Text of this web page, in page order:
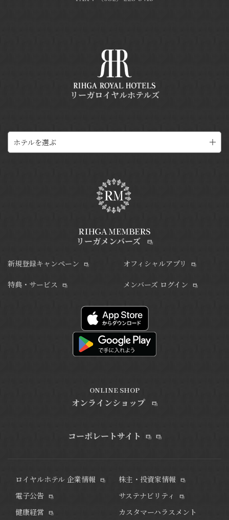
リーガロイヤルホテルズ
ホテルを選ぶ
リーガメンバーズ
新規登録キャンペーン
特典・サービス
オフィシャルアプリ
メンバーズ ログイン
ONLINE SHOP
オンラインショップ
コーポレートサイト
ロイヤルホテル 企業情報
株主・投資家情報
電子公告
サステナビリティ
健康経営
カスタマーハラスメント